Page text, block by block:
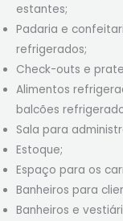
estantes;
Padaria e
refrigerados;
Check-outs e
Alimentos
balcões
Sala para
Estoque;
Espaço para os
Banheiros para
Banheiros e